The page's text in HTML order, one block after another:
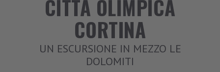
CITTÀ OLIMPICA
CORTINA
UN ESCURSIONE IN MEZZO LE
DOLOMITI